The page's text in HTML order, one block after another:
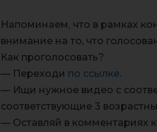
Напоминаем, что в рамках
внимание на то, что
Как проголосовать?
— Переходи по ссылке.
— Ищи нужное видео с
соответствующие 3
— Оставляй в комментариях